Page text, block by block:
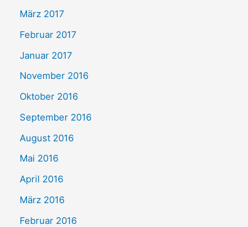
März 2017
Februar 2017
Januar 2017
November 2016
Oktober 2016
September 2016
August 2016
Mai 2016
April 2016
März 2016
Februar 2016